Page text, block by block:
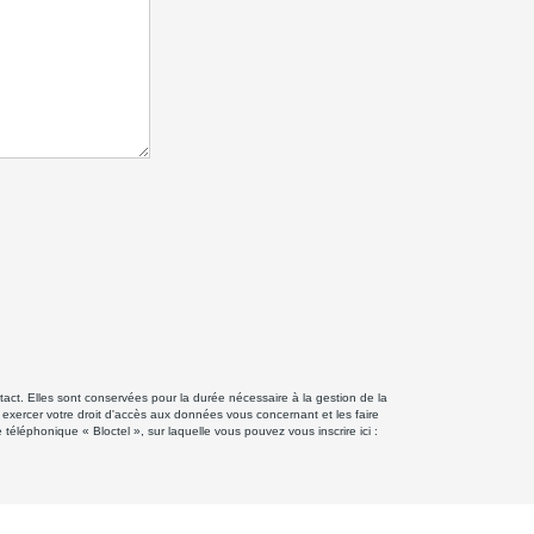
Elles sont conservées pour la durée nécessaire à la gestion de la
votre droit d'accès aux données vous concernant et les faire
« Bloctel », sur laquelle vous pouvez vous inscrire ici :